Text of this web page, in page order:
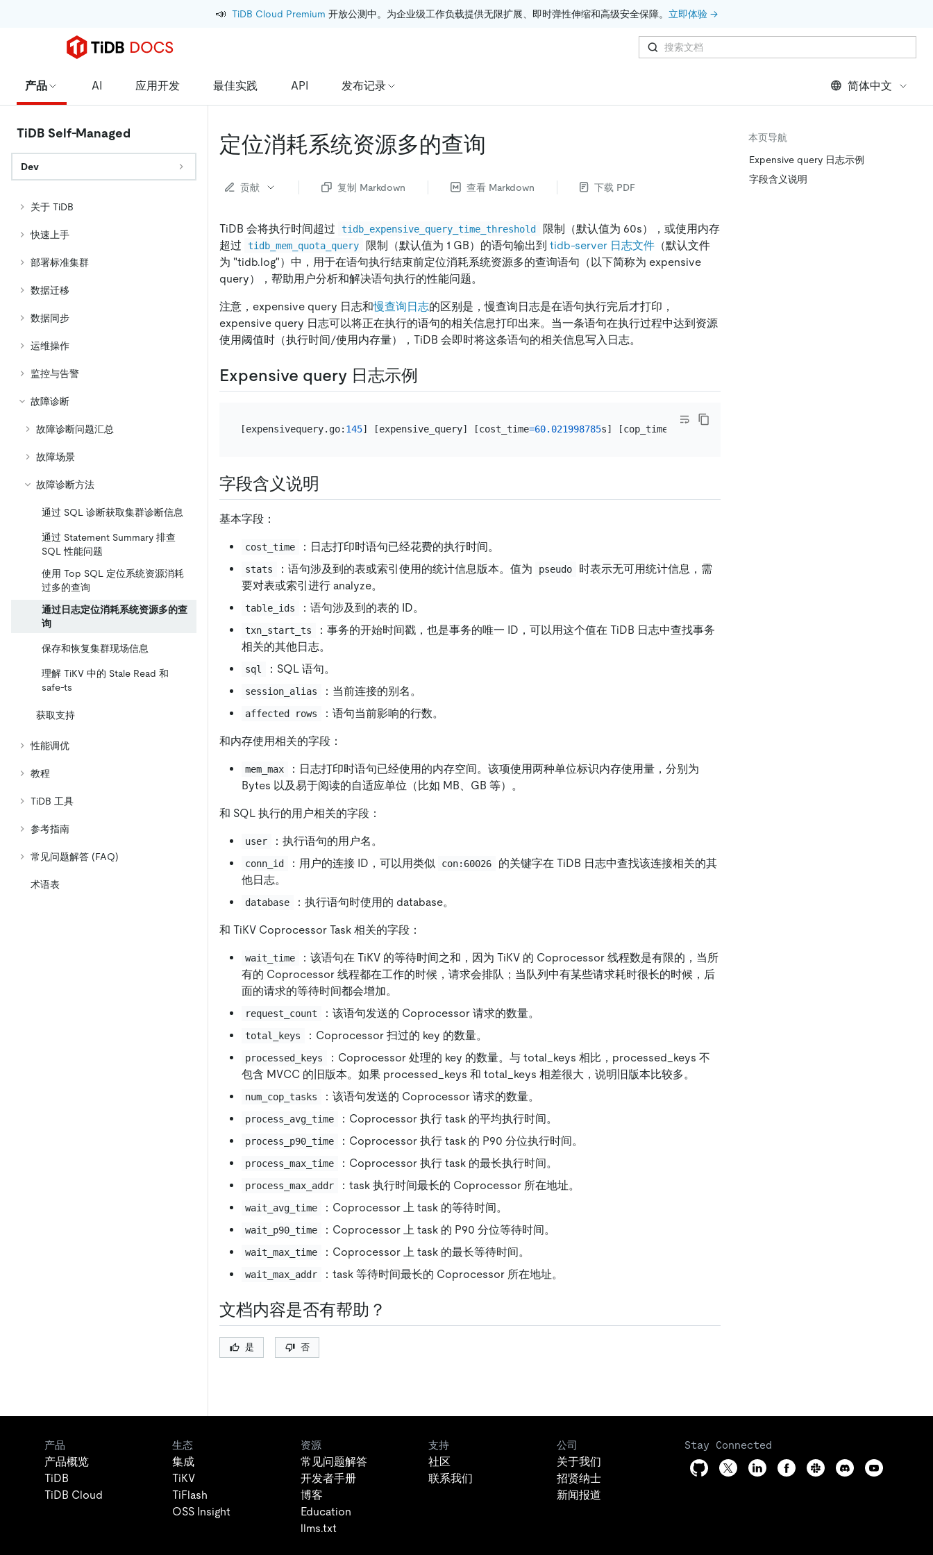
📣 TiDB Cloud Premium 开放公测中。为企业级工作负载提供无限扩展、即时弹性伸缩和高级安全保障。 立即体验 →
产品 AI 应用开发 最佳实践 API 发布记录 简体中文
TiDB Self-Managed
Dev
关于 TiDB
快速上手
部署标准集群
数据迁移
数据同步
运维操作
监控与告警
故障诊断
故障诊断问题汇总
故障场景
故障诊断方法
通过 SQL 诊断获取集群诊断信息
通过 Statement Summary 排查
SQL 性能问题
使用 Top SQL 定位系统资源消耗
过多的查询
通过日志定位消耗系统资源多的查
询
保存和恢复集群现场信息
理解 TiKV 中的 Stale Read 和
safe-ts
获取支持
性能调优
教程
TiDB 工具
参考指南
常见问题解答 (FAQ)
术语表
定位消耗系统资源多的查询
贡献 复制 Markdown 查看 Markdown 下载 PDF
TiDB 会将执行时间超过 tidb_expensive_query_time_threshold
限制（默认值为 60s），或使用内存
超过
tidb_mem_quota_query 限制（默认值为 1 GB）的语句输出到 tidb-server 日志文件（默认文件
为 "tidb.log"）中，用于在语句执行结束前定位消耗系统资源多的查询语句（以下简称为 expensive
query），帮助用户分析和解决语句执行的性能问题。
注意，expensive query 日志和慢查询日志的区别是，慢查询日志是在语句执行完后才打印，
expensive query 日志可以将正在执行的语句的相关信息打印出来。当一条语句在执行过程中达到资源
使用阈值时（执行时间/使用内存量），TiDB 会即时将这条语句的相关信息写入日志。
Expensive query 日志示例
[expensivequery.go: 145] [expensive_query] [cost_time=60.021998785s] [cop_time 0.022540151
字段含义说明
基本字段：
cost_time ：日志打印时语句已经花费的执行时间。
stats ：语句涉及到的表或索引使用的统计信息版本。值为 pseudo
时表示无可用统计信息，需
要对表或索引进行 analyze。
table_ids ：语句涉及到的表的 ID。
txn_start_ts
：事务的开始时间戳，也是事务的唯一 ID，可以用这个值在 TiDB 日志中查找事务
相关的其他日志。
sql ：SQL 语句。
session_alias ：当前连接的别名。
affected rows ：语句当前影响的行数。
和内存使用相关的字段：
mem_max
：日志打印时语句已经使用的内存空间。该项使用两种单位标识内存使用量，分别为
Bytes 以及易于阅读的自适应单位（比如 MB、GB 等）。
和 SQL 执行的用户相关的字段：
user ：执行语句的用户名。
conn_id ：用户的连接 ID，可以用类似 con:60026
的关键字在 TiDB 日志中查找该连接相关的其
他日志。
database ：执行语句时使用的 database。
和 TiKV Coprocessor Task 相关的字段：
wait_time
：该语句在 TiKV 的等待时间之和，因为 TiKV 的 Coprocessor 线程数是有限的，当所
有的 Coprocessor 线程都在工作的时候，请求会排队；当队列中有某些请求耗时很长的时候，后
面的请求的等待时间都会增加。
request_count ：该语句发送的 Coprocessor 请求的数量。
total_keys ：Coprocessor 扫过的 key 的数量。
processed_keys
：Coprocessor 处理的 key 的数量。与 total_keys 相比，processed_keys 不
包含 MVCC 的旧版本。如果 processed_keys 和 total_keys 相差很大，说明旧版本比较多。
num_cop_tasks ：该语句发送的 Coprocessor 请求的数量。
process_avg_time ：Coprocessor 执行 task 的平均执行时间。
process_p90_time ：Coprocessor 执行 task 的 P90 分位执行时间。
process_max_time ：Coprocessor 执行 task 的最长执行时间。
process_max_addr ：task 执行时间最长的 Coprocessor 所在地址。
wait_avg_time ：Coprocessor 上 task 的等待时间。
wait_p90_time ：Coprocessor 上 task 的 P90 分位等待时间。
wait_max_time ：Coprocessor 上 task 的最长等待时间。
wait_max_addr ：task 等待时间最长的 Coprocessor 所在地址。
文档内容是否有帮助？
是 否
本页导航
Expensive query 日志示例
字段含义说明
产品
产品概览
TiDB
TiDB Cloud
生态
集成
TiKV
TiFlash
OSS Insight
资源
常见问题解答
开发者手册
博客
Education
llms.txt
支持
社区
联系我们
公司
关于我们
招贤纳士
新闻报道
Stay Connected